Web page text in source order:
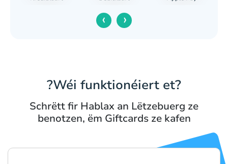
‹ ›
?Wéi funktionéiert et?
Schrëtt fir Hablax an Lëtzebuerg ze
benotzen, ëm Giftcards ze kafen